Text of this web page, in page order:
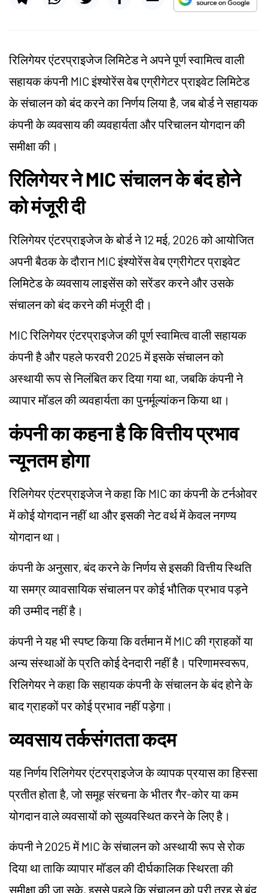
रिलिगेयर एंटरप्राइजेज लिमिटेड ने अपने पूर्ण स्वामित्व वाली
सहायक कंपनी MIC इंश्योरेंस वेब एग्रीगेटर प्राइवेट लिमिटेड
के संचालन को बंद करने का निर्णय लिया है, जब बोर्ड ने सहायक
कंपनी के व्यवसाय की व्यवहार्यता और परिचालन योगदान की
समीक्षा की।
रिलिगेयर ने MIC संचालन के बंद होने
को मंजूरी दी
रिलिगेयर एंटरप्राइजेज के बोर्ड ने 12 मई, 2026 को आयोजित
अपनी बैठक के दौरान MIC इंश्योरेंस वेब एग्रीगेटर प्राइवेट
लिमिटेड के व्यवसाय लाइसेंस को सरेंडर करने और उसके
संचालन को बंद करने की मंजूरी दी।
MIC रिलिगेयर एंटरप्राइजेज की पूर्ण स्वामित्व वाली सहायक
कंपनी है और पहले फरवरी 2025 में इसके संचालन को
अस्थायी रूप से निलंबित कर दिया गया था, जबकि कंपनी ने
व्यापार मॉडल की व्यवहार्यता का पुनर्मूल्यांकन किया था।
कंपनी का कहना है कि वित्तीय प्रभाव
न्यूनतम होगा
रिलिगेयर एंटरप्राइजेज ने कहा कि MIC का कंपनी के टर्नओवर
में कोई योगदान नहीं था और इसकी नेट वर्थ में केवल नगण्य
योगदान था।
कंपनी के अनुसार, बंद करने के निर्णय से इसकी वित्तीय स्थिति
या समग्र व्यावसायिक संचालन पर कोई भौतिक प्रभाव पड़ने
की उम्मीद नहीं है।
कंपनी ने यह भी स्पष्ट किया कि वर्तमान में MIC की ग्राहकों या
अन्य संस्थाओं के प्रति कोई देनदारी नहीं है। परिणामस्वरूप,
रिलिगेयर ने कहा कि सहायक कंपनी के संचालन के बंद होने के
बाद ग्राहकों पर कोई प्रभाव नहीं पड़ेगा।
व्यवसाय तर्कसंगतता कदम
यह निर्णय रिलिगेयर एंटरप्राइजेज के व्यापक प्रयास का हिस्सा
प्रतीत होता है, जो समूह संरचना के भीतर गैर-कोर या कम
योगदान वाले व्यवसायों को सुव्यवस्थित करने के लिए है।
कंपनी ने 2025 में MIC के संचालन को अस्थायी रूप से रोक
दिया था ताकि व्यापार मॉडल की दीर्घकालिक स्थिरता की
समीक्षा की जा सके, इससे पहले कि संचालन को पूरी तरह से बंद